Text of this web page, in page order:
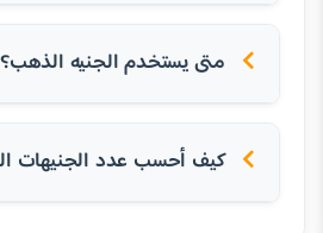
متى يستخدم الجنيه الذهب؟
كيف أحسب عدد الجنيهات